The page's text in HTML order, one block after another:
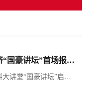
【光明日报客户端】同济“国豪讲坛”首场报告聚焦“让世界读懂中国”
11月3日，同济大学人文社科大讲堂“国豪讲坛”启动，首场报告在沪开讲。同济大学校长郑庆华在致辞中表示，开办国豪讲坛，是由同济大学的基因和使命决定的，学校不仅要建设一流的理科和工科，也要建设一流的人文社会科学学科，为师生提供人文精神支撑。讲坛要坚持大师引领，塑造精神；文理兼修，不可偏废；立足大局，为国发声。我们将始终坚持育人的初心，在“人文同济”建设上作出有益探索，更好地担负起新时代新的文化使命，让...